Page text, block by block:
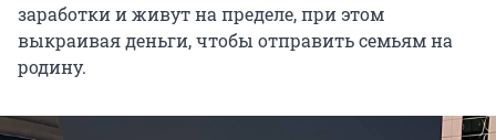
заработки и живут на пределе, при этом
выкраивая деньги, чтобы отправить семьям на
родину.